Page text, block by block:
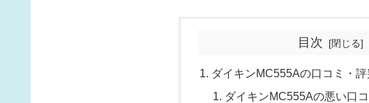
目次
ダイキンMC555Aの口コミ・評
ダイキンMC555Aの悪い口